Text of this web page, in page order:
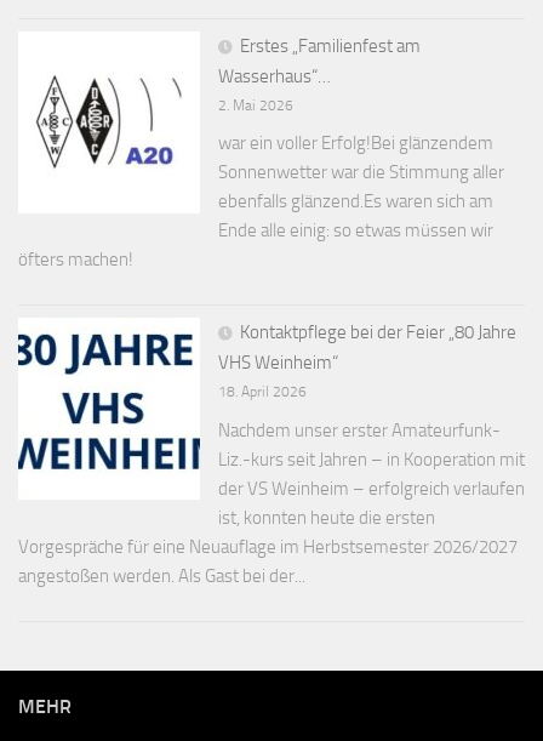
Erstes „Familienfest am
Wasserhaus“…
2. Mai 2026
war ein voller Erfolg!Bei glänzendem
Sonnenwetter war die Stimmung aller
ebenfalls glänzend.Es waren sich am
Ende alle einig: so etwas müssen wir
öfters machen!
Kontaktpflege bei der Feier „80 Jahre
VHS Weinheim“
18. April 2026
Nachdem unser erster Amateurfunk-
Liz.-kurs seit Jahren – in Kooperation mit
der VS Weinheim – erfolgreich verlaufen
ist, konnten heute die ersten
Vorgespräche für eine Neuauflage im Herbstsemester 2026/2027
angestoßen werden. Als Gast bei der...
MEHR